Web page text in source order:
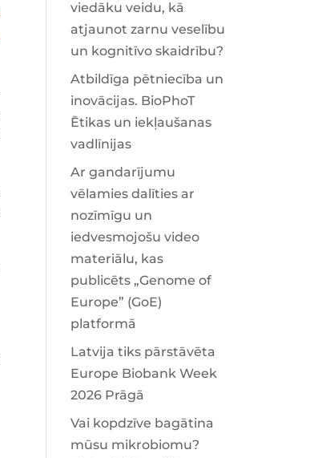
viedāku veidu, kā
atjaunot zarnu veselību
un kognitīvo skaidrību?
Atbildīga pētniecība un
inovācijas. BioPhoT
Ētikas un iekļaušanas
vadlīnijas
Ar gandarījumu
vēlamies dalīties ar
nozīmīgu un
iedvesmojošu video
materiālu, kas
publicēts „Genome of
Europe” (GoE)
platformā
Latvija tiks pārstāvēta
Europe Biobank Week
2026 Prāgā
Vai kopdzīve bagātina
mūsu mikrobiomu?